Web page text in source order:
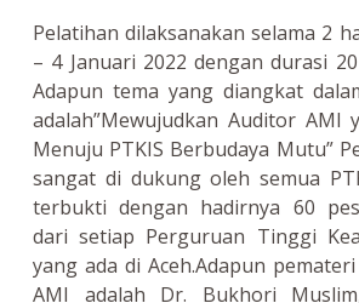
Pelatihan dilaksanakan selama 2
– 4 Januari 2022 dengan durasi
Adapun tema yang diangkat
adalah”Mewujudkan Auditor AMI
Menuju PTKIS Berbudaya Mutu”
sangat di dukung oleh semua
terbukti dengan hadirnya 60
dari setiap Perguruan Tinggi
yang ada di Aceh.Adapun
AMI adalah Dr. Bukhori